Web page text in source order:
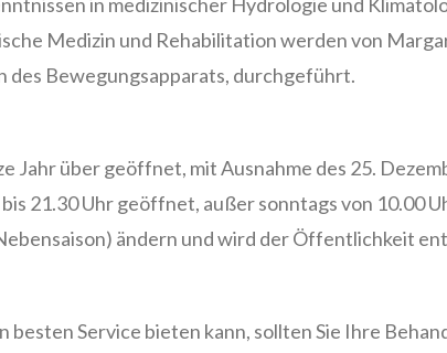
Medizin und Rehabilitation werden von
des Bewegungsapparats, durchgeführt.
Jahr über geöffnet, mit Ausnahme des 25.
21.30 Uhr geöffnet, außer sonntags von 10.00
ändern und wird der Öffentlichkeit
Service bieten kann, sollten Sie Ihre